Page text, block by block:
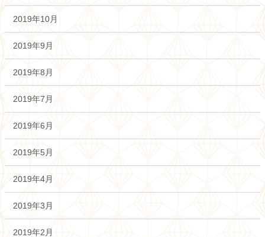
2019年10月
2019年9月
2019年8月
2019年7月
2019年6月
2019年5月
2019年4月
2019年3月
2019年2月